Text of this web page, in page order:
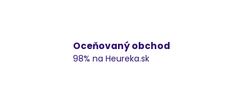
Oceňovaný obchod
98% na Heureka.sk